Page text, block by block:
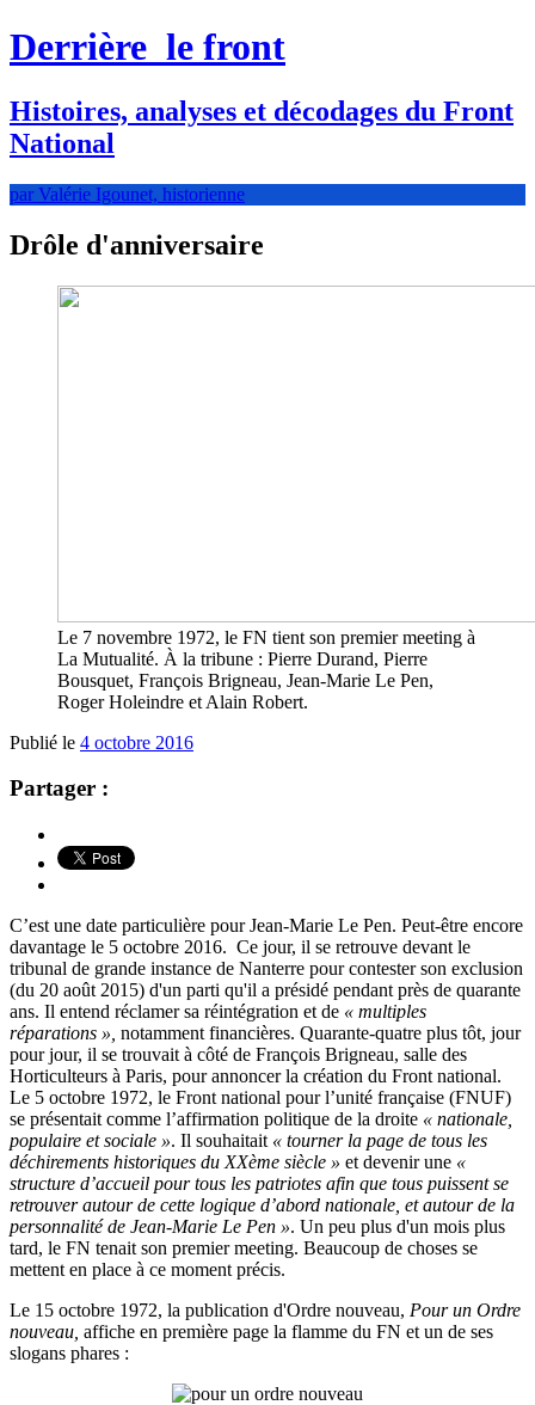
Derrière le front
Histoires, analyses et décodages du Front
National
par Valérie Igounet, historienne
Drôle d'anniversaire
Le 7 novembre 1972, le FN tient son premier meeting à
La Mutualité. À la tribune : Pierre Durand, Pierre
Bousquet, François Brigneau, Jean-Marie Le Pen,
Roger Holeindre et Alain Robert.
Publié le 4 octobre 2016
Partager :
C’est une date particulière pour Jean-Marie Le Pen. Peut-être encore
davantage le 5 octobre 2016. Ce jour, il se retrouve devant le
tribunal de grande instance de Nanterre pour contester son exclusion
(du 20 août 2015) d'un parti qu'il a présidé pendant près de quarante
ans. Il entend réclamer sa réintégration et de « multiples
réparations », notamment financières. Quarante-quatre plus tôt, jour
pour jour, il se trouvait à côté de François Brigneau, salle des
Horticulteurs à Paris, pour annoncer la création du Front national.
Le 5 octobre 1972, le Front national pour l’unité française (FNUF)
se présentait comme l’affirmation politique de la droite « nationale,
populaire et sociale ». Il souhaitait « tourner la page de tous les
déchirements historiques du XXème siècle » et devenir une «
structure d’accueil pour tous les patriotes afin que tous puissent se
retrouver autour de cette logique d’abord nationale, et autour de la
personnalité de Jean-Marie Le Pen ». Un peu plus d'un mois plus
tard, le FN tenait son premier meeting. Beaucoup de choses se
mettent en place à ce moment précis.
Le 15 octobre 1972, la publication d'Ordre nouveau, Pour un Ordre
nouveau, affiche en première page la flamme du FN et un de ses
slogans phares :